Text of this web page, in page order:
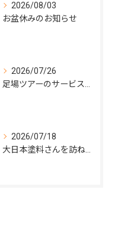
2026/08/03
お盆休みのお知らせ
2026/07/26
2026/07/18